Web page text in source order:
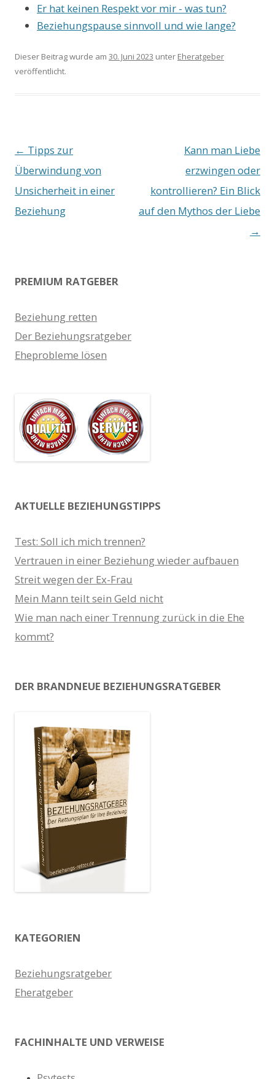
Er hat keinen Respekt vor mir - was tun?
Beziehungspause sinnvoll und wie lange?
Dieser Beitrag wurde am 30. Juni 2023 unter Eheratgeber
veröffentlicht.
Beitrags-
Navigation
← Tipps zur
Überwindung von
Unsicherheit in einer
Beziehung
Kann man Liebe
erzwingen oder
kontrollieren? Ein Blick
auf den Mythos der Liebe
→
PREMIUM RATGEBER
Beziehung retten
Der Beziehungsratgeber
Eheprobleme lösen
AKTUELLE BEZIEHUNGSTIPPS
Test: Soll ich mich trennen?
Vertrauen in einer Beziehung wieder aufbauen
Streit wegen der Ex-Frau
Mein Mann teilt sein Geld nicht
Wie man nach einer Trennung zurück in die Ehe
kommt?
DER BRANDNEUE BEZIEHUNGSRATGEBER
KATEGORIEN
Beziehungsratgeber
Eheratgeber
FACHINHALTE UND VERWEISE